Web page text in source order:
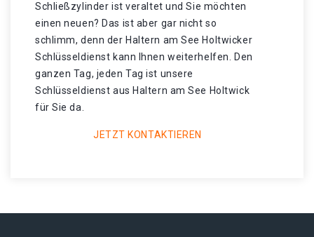
Schließzylinder ist veraltet und Sie möchten
einen neuen? Das ist aber gar nicht so
schlimm, denn der Haltern am See Holtwicker
Schlüsseldienst kann Ihnen weiterhelfen. Den
ganzen Tag, jeden Tag ist unsere
Schlüsseldienst aus Haltern am See Holtwick
für Sie da.
JETZT KONTAKTIEREN